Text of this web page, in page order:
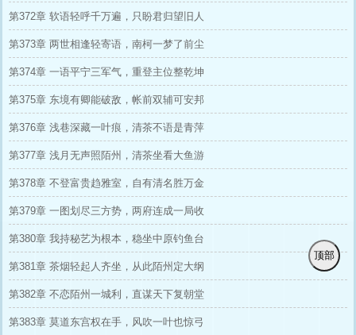
第372章 软语轻呼千万遍，只盼君归望旧人
第373章 两世相逢轻寄语，南柯一梦了前尘
第374章 一语平宁三军气，重登主位整乾坤
第375章 东境有卿能破敌，帐前双辅可安邦
第376章 浅巷深藏一叶痕，清茶不语是青萍
第377章 浅月无声照陌州，清茶坐看大鱼游
第378章 不登富贵趋雅室，自有清名胜万金
第379章 一图划尽三方势，两府连成一局收
第380章 我持秘艺为根本，稳坐中原钓鱼台
第381章 茶烟轻起人齐坐，从此陌州定大纲
第382章 不恋陌州一城利，直谋天下复朝堂
第383章 莫道东宫权在手，风吹一叶也惊弓
顶部